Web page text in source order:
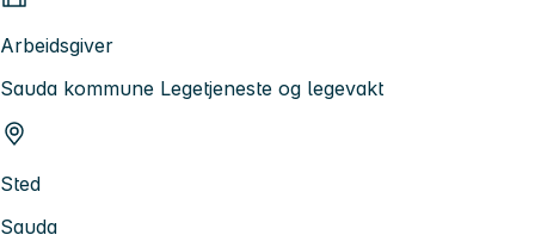
Arbeidsgiver
Sauda kommune Legetjeneste og legevakt
Sted
Sauda